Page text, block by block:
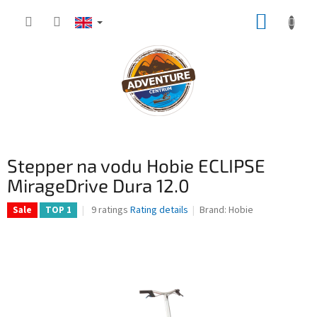
Stepper na vodu Hobie ECLIPSE
MirageDrive Dura 12.0
Sale TOP 1
The
9 ratings Rating details Brand:Hobie